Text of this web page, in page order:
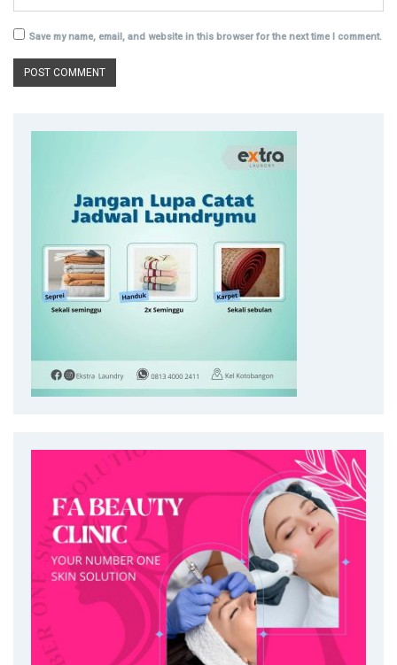
Save my name, email, and website in this browser for the next time I comment.